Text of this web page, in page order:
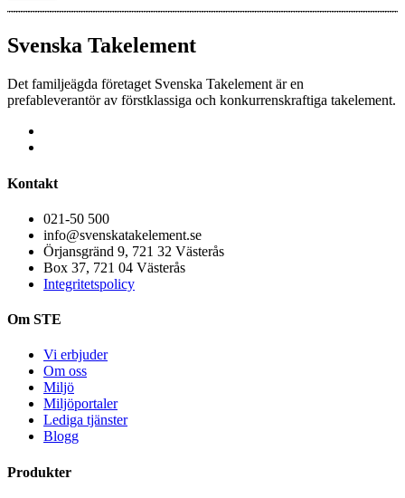
Svenska Takelement
Det familjeägda företaget Svenska Takelement är en
prefableverantör av förstklassiga och konkurrenskraftiga takelement.
Kontakt
021-50 500
info@svenskatakelement.se
Örjansgränd 9, 721 32 Västerås
Box 37, 721 04 Västerås
Integritetspolicy
Om STE
Vi erbjuder
Om oss
Miljö
Miljöportaler
Lediga tjänster
Blogg
Produkter